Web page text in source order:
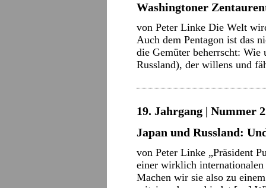
Washingtoner
von Peter Linke Die Welt
Auch dem Pentagon ist das
die Gemüter beherrscht:
Russland), der willens und
19. Jahrgang | Nummer
Japan und Russland:
von Peter Linke „Präsident
einer wirklich
Machen wir sie also zu